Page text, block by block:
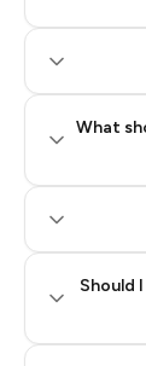
What
Should